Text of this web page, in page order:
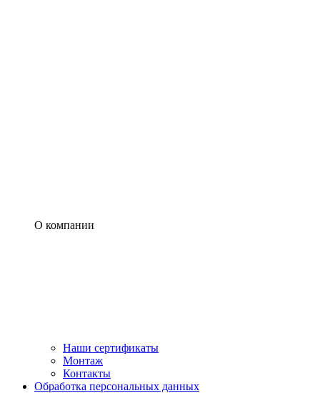
О компании
Наши сертификаты
Монтаж
Контакты
Обработка персональных данных